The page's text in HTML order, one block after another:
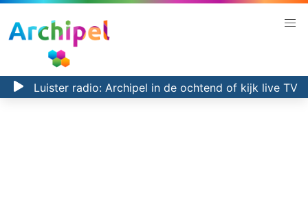
Luister radio: Archipel in de ochtend of kijk live TV